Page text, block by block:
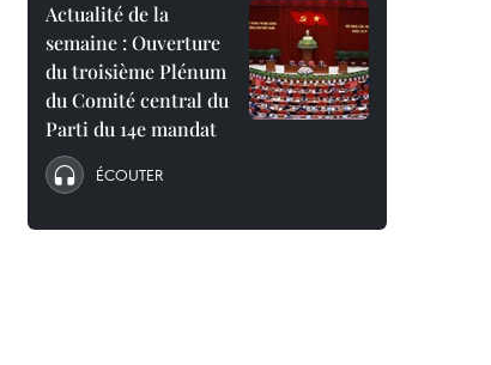
Actualité de la
semaine : Ouverture
du troisième Plénum
du Comité central du
Parti du 14e mandat
ÉCOUTER